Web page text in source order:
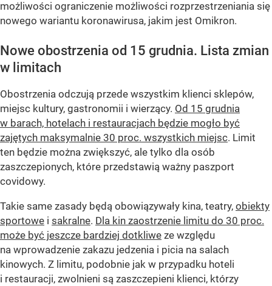
możliwości ograniczenie możliwości rozprzestrzeniania się
nowego wariantu koronawirusa, jakim jest Omikron.
Nowe obostrzenia od 15 grudnia. Lista zmian
w limitach
Obostrzenia odczują przede wszystkim klienci sklepów,
miejsc kultury, gastronomii i wierzący. Od 15 grudnia
w barach, hotelach i restauracjach będzie mogło być
zajętych maksymalnie 30 proc. wszystkich miejsc. Limit
ten będzie można zwiększyć, ale tylko dla osób
zaszczepionych, które przedstawią ważny paszport
covidowy.
Takie same zasady będą obowiązywały kina, teatry, obiekty
sportowe i sakralne. Dla kin zaostrzenie limitu do 30 proc.
może być jeszcze bardziej dotkliwe ze względu
na wprowadzenie zakazu jedzenia i picia na salach
kinowych. Z limitu, podobnie jak w przypadku hoteli
i restauracji, zwolnieni są zaszczepieni klienci, którzy